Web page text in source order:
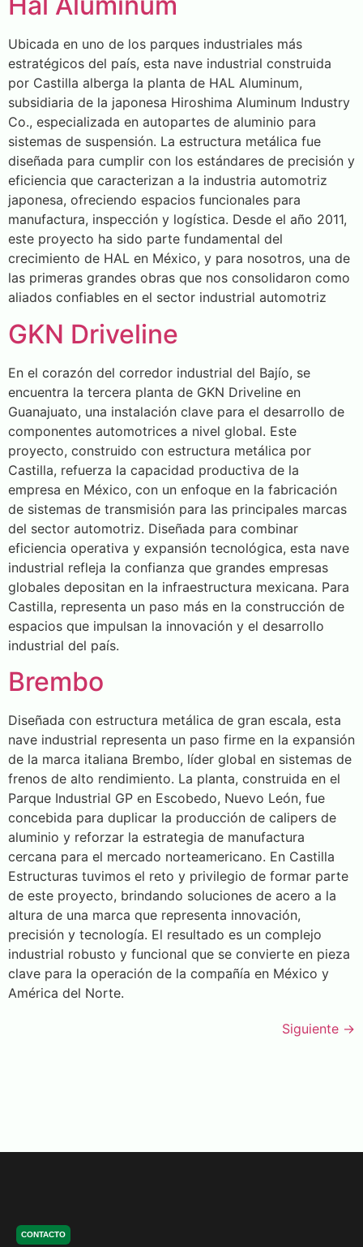
Ubicada en uno de los parques industriales más
estratégicos del país, esta nave industrial construida
por Castilla alberga la planta de HAL Aluminum,
subsidiaria de la japonesa Hiroshima Aluminum Industry
Co., especializada en autopartes de aluminio para
sistemas de suspensión. La estructura metálica fue
diseñada para cumplir con los estándares de precisión y
eficiencia que caracterizan a la industria automotriz
japonesa, ofreciendo espacios funcionales para
manufactura, inspección y logística. Desde el año 2011,
este proyecto ha sido parte fundamental del
crecimiento de HAL en México, y para nosotros, una de
las primeras grandes obras que nos consolidaron como
aliados confiables en el sector industrial automotriz
GKN Driveline
En el corazón del corredor industrial del Bajío, se
encuentra la tercera planta de GKN Driveline en
Guanajuato, una instalación clave para el desarrollo de
componentes automotrices a nivel global. Este
proyecto, construido con estructura metálica por
Castilla, refuerza la capacidad productiva de la
empresa en México, con un enfoque en la fabricación
de sistemas de transmisión para las principales marcas
del sector automotriz. Diseñada para combinar
eficiencia operativa y expansión tecnológica, esta nave
industrial refleja la confianza que grandes empresas
globales depositan en la infraestructura mexicana. Para
Castilla, representa un paso más en la construcción de
espacios que impulsan la innovación y el desarrollo
industrial del país.
Brembo
Diseñada con estructura metálica de gran escala, esta
nave industrial representa un paso firme en la expansión
de la marca italiana Brembo, líder global en sistemas de
frenos de alto rendimiento. La planta, construida en el
Parque Industrial GP en Escobedo, Nuevo León, fue
concebida para duplicar la producción de calipers de
aluminio y reforzar la estrategia de manufactura
cercana para el mercado norteamericano. En Castilla
Estructuras tuvimos el reto y privilegio de formar parte
de este proyecto, brindando soluciones de acero a la
altura de una marca que representa innovación,
precisión y tecnología. El resultado es un complejo
industrial robusto y funcional que se convierte en pieza
clave para la operación de la compañía en México y
América del Norte.
Siguiente →
CONTACTO